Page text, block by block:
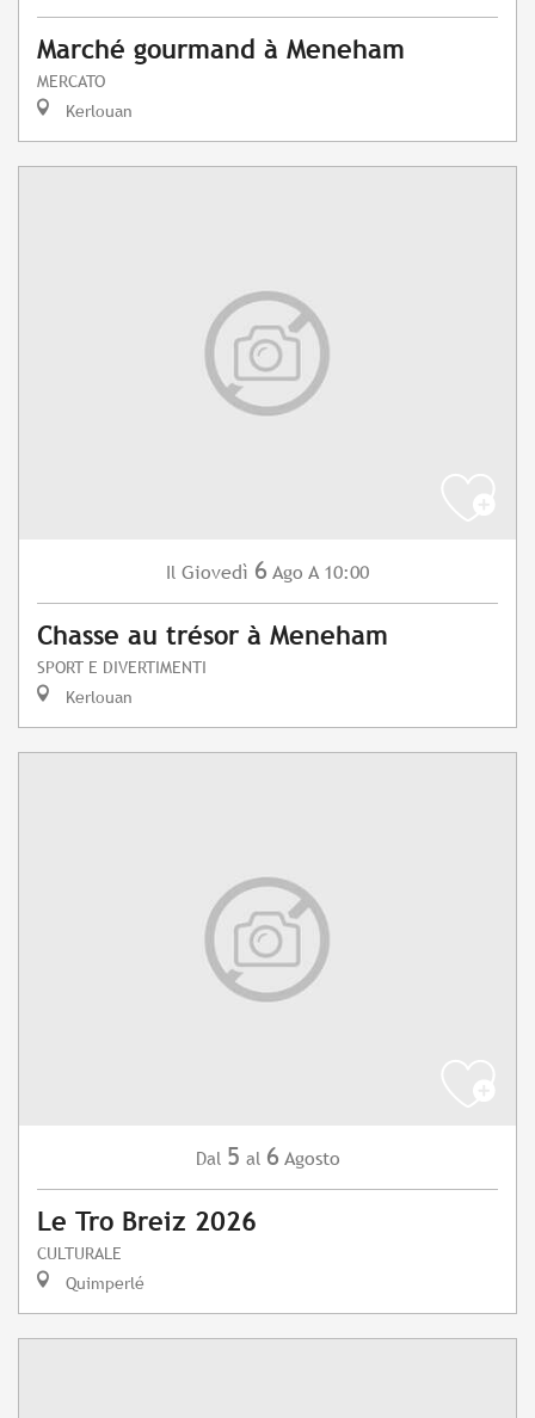
Marché gourmand à Meneham
MERCATO
Kerlouan
Il Giovedì 6 Ago A 10:00
Chasse au trésor à Meneham
SPORT E DIVERTIMENTI
Kerlouan
Dal 5 al 6 Agosto
Le Tro Breiz 2026
CULTURALE
Quimperlé